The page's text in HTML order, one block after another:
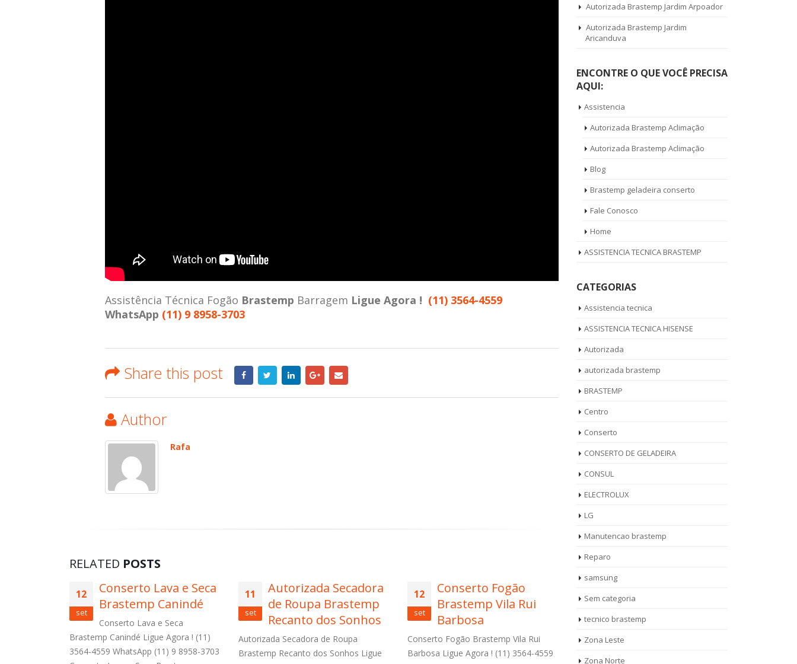
Assistência Técnica Fogão Brastemp Barragem Ligue Agora ! (11) 3564-4559
WhatsApp (11) 9 8958-3703
Share this post
Author
Rafa
RELATED POSTS
11
set
Autorizada Secadora
de Roupa Brastemp
Recanto dos Sonhos
Autorizada Secadora de Roupa
Brastemp Recanto dos Sonhos Ligue
12
set
Conserto Fogão
Brastemp Vila Rui
Barbosa
Conserto Fogão Brastemp Vila Rui
Barbosa Ligue Agora ! (11) 3564-4559
12
set
Conserto Lava e Seca
Brastemp Jardim
Satélite
Conserto Lava e Seca Brastemp Jardim
Satélite Ligue Agora ! (11) 3564-4559
14
Lavar Roupa
Brastemp Vila
Campanela
Autorizada Brastemp Jardim Arpoador
Autorizada Brastemp Jardim
Aricanduva
ENCONTRE O QUE VOCÊ PRECISA
AQUI:
Assistencia
Autorizada Brastemp Aclimação
Autorizada Brastemp Aclimação
Blog
Brastemp geladeira conserto
Fale Conosco
Home
ASSISTENCIA TECNICA BRASTEMP
CATEGORIAS
Assistencia tecnica
ASSISTENCIA TECNICA HISENSE
Autorizada
autorizada brastemp
BRASTEMP
Centro
Conserto
CONSERTO DE GELADEIRA
CONSUL
ELECTROLUX
LG
Manutencao brastemp
Reparo
samsung
Sem categoria
tecnico brastemp
Zona Leste
Zona Norte